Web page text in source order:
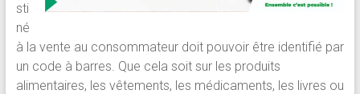
sti
né
à la vente au consommateur doit pouvoir être identifié par
un code à barres. Que cela soit sur les produits
alimentaires, les vêtements, les médicaments, les livres ou